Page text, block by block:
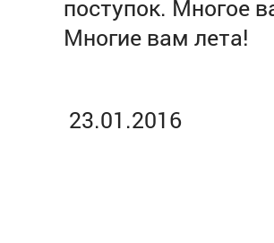
поступок. Многое
Многие вам лета!
23.01.2016